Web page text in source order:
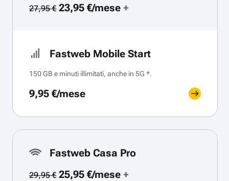
27,95 €23,95 €/mese+
Fastweb Mobile Start
150 GB e minuti illimitati, anche in 5G *.
9,95 €/mese
Fastweb Casa Pro
29,95 €25,95 €/mese+